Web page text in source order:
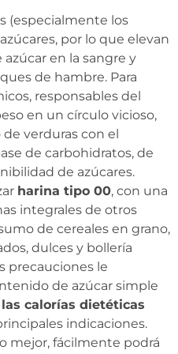
(especialmente los
por lo que elevan
en la sangre y
de hambre. Para
responsables del
en un círculo vicioso,
verduras con el
de carbohidratos, de
de azúcares.
harina tipo 00, con una
integrales de otros
de cereales en grano,
dulces y bollería
precauciones le
de azúcar simple
las calorías dietéticas
indicaciones.
mejor, fácilmente podrá